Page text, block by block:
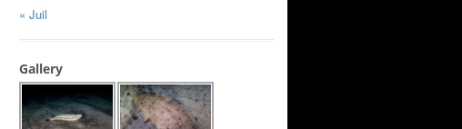
« Juil
Gallery